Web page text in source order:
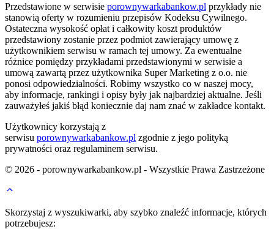
Przedstawione w serwisie porownywarkabankow.pl przykłady nie
stanowią oferty w rozumieniu przepisów Kodeksu Cywilnego.
Ostateczna wysokość opłat i całkowity koszt produktów
przedstawiony zostanie przez podmiot zawierający umowę z
użytkownikiem serwisu w ramach tej umowy. Za ewentualne
różnice pomiędzy przykładami przedstawionymi w serwisie a
umową zawartą przez użytkownika Super Marketing z o.o. nie
ponosi odpowiedzialności. Robimy wszystko co w naszej mocy,
aby informacje, rankingi i opisy były jak najbardziej aktualne. Jeśli
zauważyłeś jakiś błąd koniecznie daj nam znać w zakładce kontakt.
Użytkownicy korzystają z
serwisu porownywarkabankow.pl zgodnie z jego polityką
prywatności oraz regulaminem serwisu.
© 2026 - porownywarkabankow.pl - Wszystkie Prawa Zastrzeżone
Skorzystaj z wyszukiwarki, aby szybko znaleźć informacje, których
potrzebujesz: